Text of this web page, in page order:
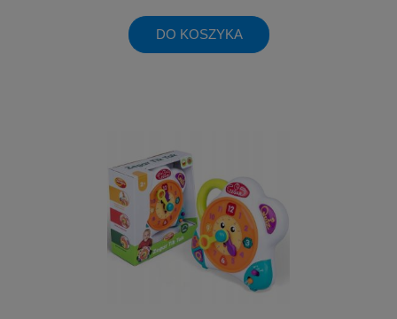
DO KOSZYKA